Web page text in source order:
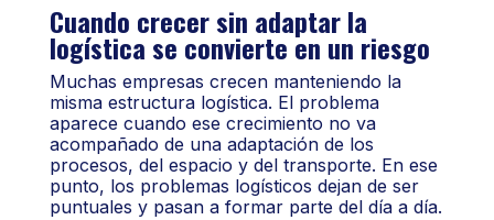
Cuando crecer sin adaptar la
logística se convierte en un riesgo
Muchas empresas crecen manteniendo la
misma estructura logística. El problema
aparece cuando ese crecimiento no va
acompañado de una adaptación de los
procesos, del espacio y del transporte. En ese
punto, los problemas logísticos dejan de ser
puntuales y pasan a formar parte del día a día.